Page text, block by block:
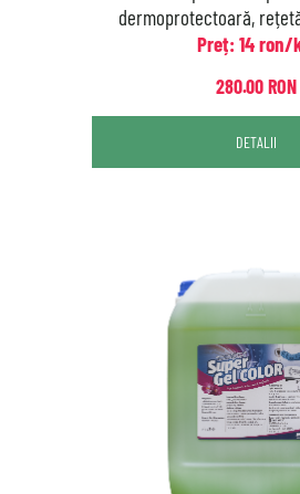
dermoprotectoară,
Preț: 14 ron/
280.00 RON
DETALII